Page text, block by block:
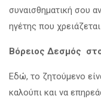
συναισθηματική σου
ηγέτης που
Βόρειος Δεσμός
Εδώ, το ζητούμενο
καλούπι και να